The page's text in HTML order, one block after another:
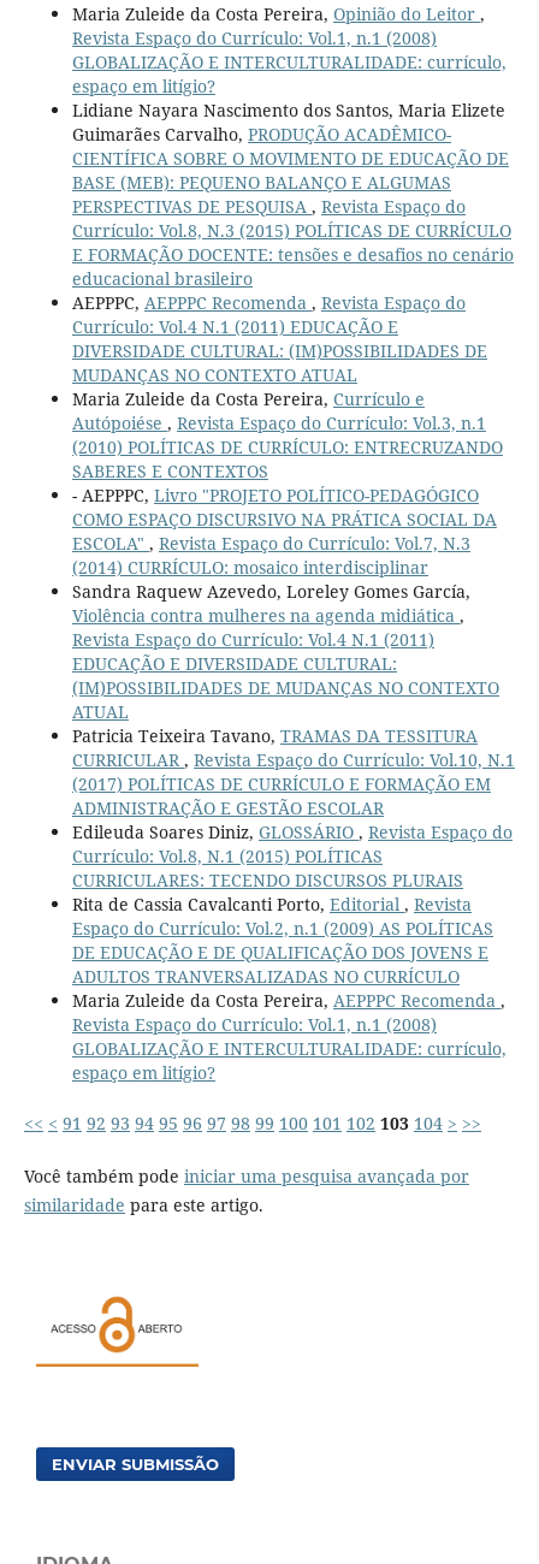
Maria Zuleide da Costa Pereira, Opinião do Leitor ,
Revista Espaço do Currículo: Vol.1, n.1 (2008)
GLOBALIZAÇÃO E INTERCULTURALIDADE: currículo,
espaço em litígio?
Lidiane Nayara Nascimento dos Santos, Maria Elizete
Guimarães Carvalho, PRODUÇÃO ACADÊMICO-
CIENTÍFICA SOBRE O MOVIMENTO DE EDUCAÇÃO DE
BASE (MEB): PEQUENO BALANÇO E ALGUMAS
PERSPECTIVAS DE PESQUISA , Revista Espaço do
Currículo: Vol.8, N.3 (2015) POLÍTICAS DE CURRÍCULO
E FORMAÇÃO DOCENTE: tensões e desafios no cenário
educacional brasileiro
AEPPPC, AEPPPC Recomenda , Revista Espaço do
Currículo: Vol.4 N.1 (2011) EDUCAÇÃO E
DIVERSIDADE CULTURAL: (IM)POSSIBILIDADES DE
MUDANÇAS NO CONTEXTO ATUAL
Maria Zuleide da Costa Pereira, Currículo e
Autópoiése , Revista Espaço do Currículo: Vol.3, n.1
(2010) POLÍTICAS DE CURRÍCULO: ENTRECRUZANDO
SABERES E CONTEXTOS
- AEPPPC, Livro "PROJETO POLÍTICO-PEDAGÓGICO
COMO ESPAÇO DISCURSIVO NA PRÁTICA SOCIAL DA
ESCOLA" , Revista Espaço do Currículo: Vol.7, N.3
(2014) CURRÍCULO: mosaico interdisciplinar
Sandra Raquew Azevedo, Loreley Gomes García,
Violência contra mulheres na agenda midiática ,
Revista Espaço do Currículo: Vol.4 N.1 (2011)
EDUCAÇÃO E DIVERSIDADE CULTURAL:
(IM)POSSIBILIDADES DE MUDANÇAS NO CONTEXTO
ATUAL
Patricia Teixeira Tavano, TRAMAS DA TESSITURA
CURRICULAR, Revista Espaço do Currículo: Vol.10, N.1
(2017) POLÍTICAS DE CURRÍCULO E FORMAÇÃO EM
ADMINISTRAÇÃO E GESTÃO ESCOLAR
Edileuda Soares Diniz, GLOSSÁRIO , Revista Espaço do
Currículo: Vol.8, N.1 (2015) POLÍTICAS
CURRICULARES: TECENDO DISCURSOS PLURAIS
Rita de Cassia Cavalcanti Porto, Editorial , Revista
Espaço do Currículo: Vol.2, n.1 (2009) AS POLÍTICAS
DE EDUCAÇÃO E DE QUALIFICAÇÃO DOS JOVENS E
ADULTOS TRANVERSALIZADAS NO CURRÍCULO
Maria Zuleide da Costa Pereira, AEPPPC Recomenda ,
Revista Espaço do Currículo: Vol.1, n.1 (2008)
GLOBALIZAÇÃO E INTERCULTURALIDADE: currículo,
espaço em litígio?
<< < 91 92 93 94 95 96 97 98 99 100 101 102 103 104 > >>
Você também pode iniciar uma pesquisa avançada por
similaridade para este artigo.
ENVIAR SUBMISSÃO